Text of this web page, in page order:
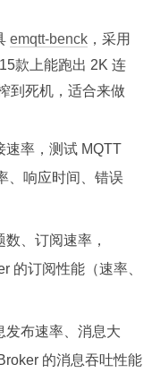
emqtt-benck ，采用
款上能跑出 2K 连
到死机，适合来做
速率，测试 MQTT
、响应时间、错误
、订阅速率，
的订阅性能（速率、
发布速率、消息大
的消息吞吐性能